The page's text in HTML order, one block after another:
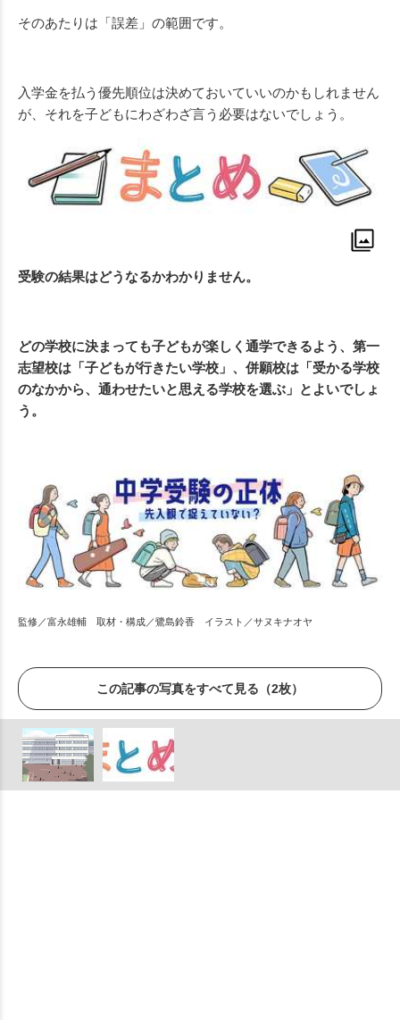
そのあたりは「誤差」の範囲です。
入学金を払う優先順位は決めておいていいのかもしれません
が、それを子どもにわざわざ言う必要はないでしょう。
受験の結果はどうなるかわかりません。
どの学校に決まっても子どもが楽しく通学できるよう、第一
志望校は「子どもが行きたい学校」、併願校は「受かる学校
のなかから、通わせたいと思える学校を選ぶ」とよいでしょ
う。
監修／富永雄輔 取材・構成／鷺島鈴香 イラスト／サヌキナオヤ
この記事の写真をすべて見る（2枚）